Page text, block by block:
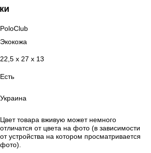
PoloClub
Экокожа
22,5 х 27 х 13
Есть
Украина
Цвет товара вживую может немного
отличатся от цвета на фото (в зависимости
от устройства на котором просматривается
фото).